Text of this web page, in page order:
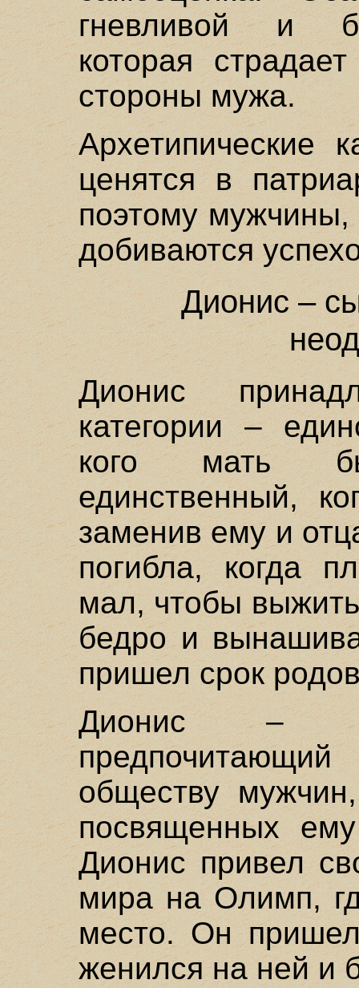
гневливой и
которая
стороны мужа.
Архетипические
ценятся в
поэтому
добиваются
Дионис –
Дионис
категории –
кого мать
единственный,
заменив ему и
погибла, когда
мал, чтобы
бедро и
пришел срок
Дионис –
обществу
посвященных
Дионис привел
мира на Олимп,
место. Он
женился на ней и